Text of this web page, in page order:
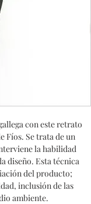
con este retrato
Fíos. Se trata de un
la habilidad
diseño. Esta técnica
del producto;
inclusión de las
ambiente.